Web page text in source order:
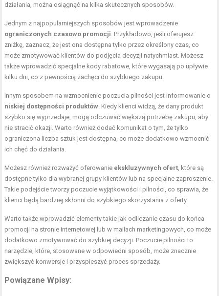
działania, można osiągnąć na kilka skutecznych sposobów.
Jednym z najpopularniejszych sposobów jest wprowadzenie
ograniczonych czasowo promocji . Przykładowo, jeśli oferujesz
zniżkę, zaznacz, że jest ona dostępna tylko przez określony czas, co
może zmotywować klientów do podjęcia decyzji natychmiast. Możesz
także wprowadzić specjalne kody rabatowe, które wygasają po upływie
kilku dni, co z pewnością zachęci do szybkiego zakupu.
Innym sposobem na wzmocnienie poczucia pilności jest informowanie o
niskiej dostępności produktów . Kiedy klienci widzą, że dany produkt
szybko się wyprzedaje, mogą odczuwać większą potrzebę zakupu, aby
nie stracić okazji. Warto również dodać komunikat o tym, że tylko
ograniczona liczba sztuk jest dostępna, co może dodatkowo wzmocnić
ich chęć do działania.
Możesz również rozważyć oferowanie ekskluzywnych ofert , które są
dostępne tylko dla wybranej grupy klientów lub na specjalne zaproszenie.
Takie podejście tworzy poczucie wyjątkowości i pilności, co sprawia, że
klienci będą bardziej skłonni do szybkiego skorzystania z oferty.
Warto także wprowadzić elementy takie jak odliczanie czasu do końca
promocji na stronie internetowej lub w mailach marketingowych, co może
dodatkowo zmotywować do szybkiej decyzji. Poczucie pilności to
narzędzie, które, stosowane w odpowiedni sposób, może znacznie
zwiększyć konwersje i przyspieszyć proces sprzedaży.
Powiązane Wpisy: